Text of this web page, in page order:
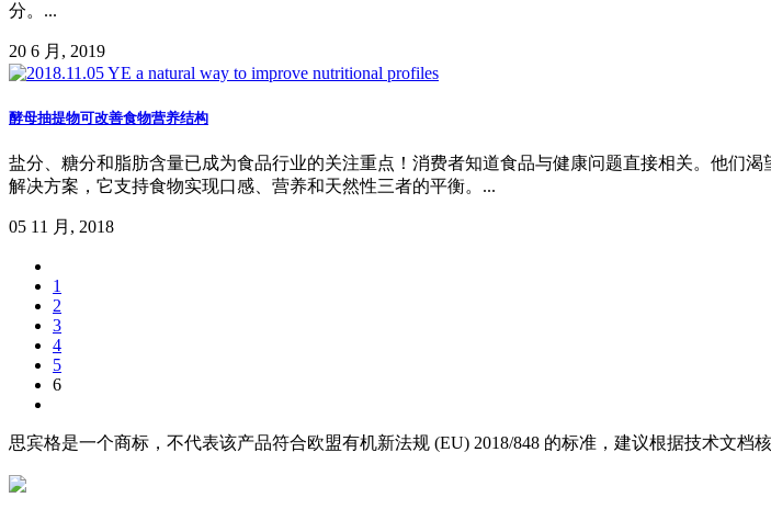
分。...
20 6 月, 2019
酵母抽提物可改善食物营养结构
盐分、糖分和脂肪含量已成为食品行业的关注重点！消费者知道食品与健康问题直接相关。他们
解决方案，它支持食物实现口感、营养和天然性三者的平衡。...
05 11 月, 2018
1
2
3
4
5
6
思宾格是一个商标，不代表该产品符合欧盟有机新法规 (EU) 2018/848 的标准，建议根据技术文档